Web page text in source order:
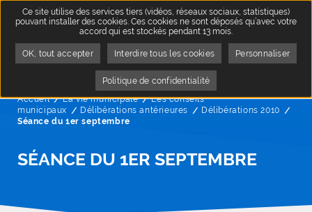
Accueil La vie municipale
Les conseils
municipaux
Délibérations antérieures Délibérations 2010
Séance du 1er septembre
SÉANCE DU 1ER SEPTEMBRE
Ce site utilise des services tiers (vidéos, réseaux sociaux, statistiques)
pouvant installer des cookies. Ces cookies ne sont déposés qu’avec votre
accord qui est stockés pendant 13 mois.
OK, tout accepter Interdire tous les cookies Personnaliser
Politique de confidentialité